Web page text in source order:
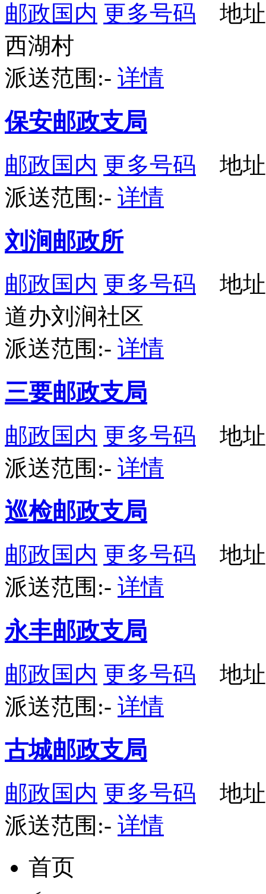
邮政国内 更多号码 地址
西湖村
派送范围:- 详情
保安邮政支局
邮政国内 更多号码 地址
派送范围:- 详情
刘涧邮政所
邮政国内 更多号码 地址
道办刘涧社区
派送范围:- 详情
三要邮政支局
邮政国内 更多号码 地址
派送范围:- 详情
巡检邮政支局
邮政国内 更多号码 地址
派送范围:- 详情
永丰邮政支局
邮政国内 更多号码 地址
派送范围:- 详情
古城邮政支局
邮政国内 更多号码 地址
派送范围:- 详情
首页